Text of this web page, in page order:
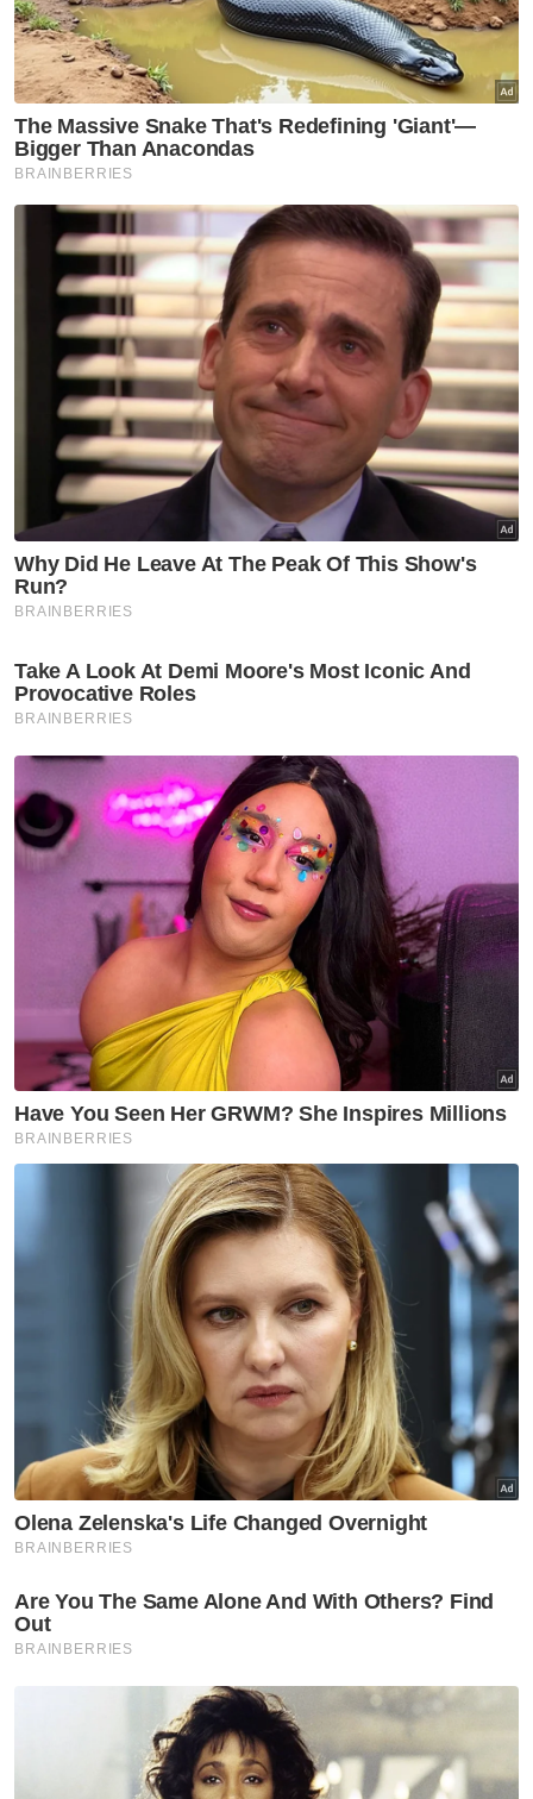
Merdeka bawa rakyat telusuri
jejak kemerdekaan
Selangor KL
Penyelarasan bantuan Ampang
diperkemas, Azman mahu
pastikan kebajikan rakyat
Selangor KL
Olympia perkukuh kerjasama
strategik, perluas impak
kepada komuniti